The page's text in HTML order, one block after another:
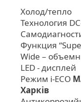
Холод/тепло
Технология
Функция
Wide –
LED - дисплей
Режим i-ECO
Харків